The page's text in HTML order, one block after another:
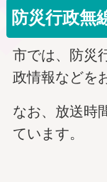
防災行政無
市では、防災
政情報などを
なお、放送時
ています。